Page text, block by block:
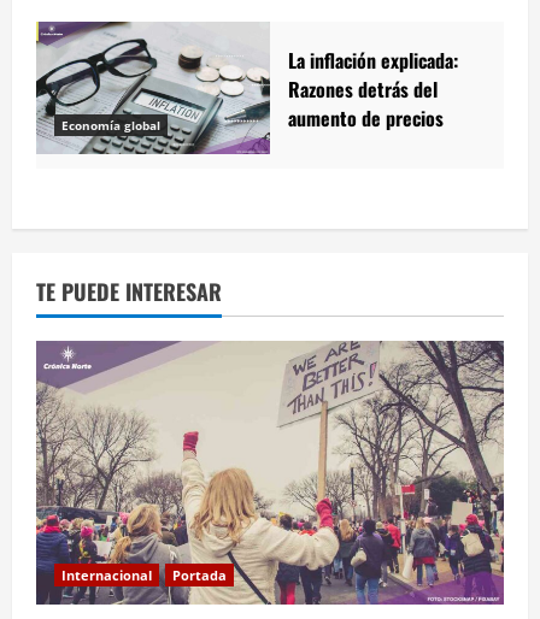
Economía global
La inflación explicada:
Razones detrás del
aumento de precios
TE PUEDE INTERESAR
Internacional Portada